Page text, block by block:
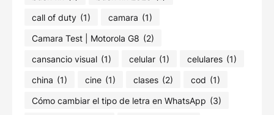
call of duty (1) camara (1)
Camara Test | Motorola G8 (2)
cansancio visual (1) celular (1) celulares (1)
china (1) cine (1) clases (2) cod (1)
Cómo cambiar el tipo de letra en WhatsApp (3)